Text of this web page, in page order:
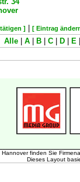
] [ Eintrag
Alle A B C D E
finden Sie
Dieses Layout